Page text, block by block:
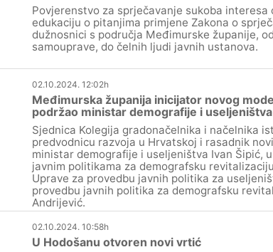
Povjerenstvo za sprječavanje sukoba
edukaciju o pitanjima primjene Zakona o
dužnosnici s područja Međimurske županije,
samouprave, do čelnih ljudi javnih ustanova.
02.10.2024. 12:02h
Međimurska županija inicijator novog
podržao ministar demografije i useljeništva
Sjednica Kolegija gradonačelnika i načelnika
predvodnicu razvoja u Hrvatskoj i rasadnik
ministar demografije i useljeništva Ivan Šipić,
javnim politikama za demografsku
Uprave za provedbu javnih politika za
provedbu javnih politika za demografsku
Andrijević.
02.10.2024. 10:58h
U Hodošanu otvoren novi vrtić